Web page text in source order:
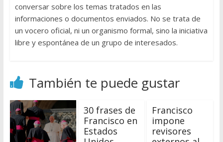
conversar sobre los temas tratados en las
informaciones o documentos enviados. No se trata de
un vocero oficial, ni un organismo formal, sino la iniciativa
libre y espontánea de un grupo de interesados.
También te puede gustar
30 frases de
Francisco en
Estados
Francisco
impone
revisores